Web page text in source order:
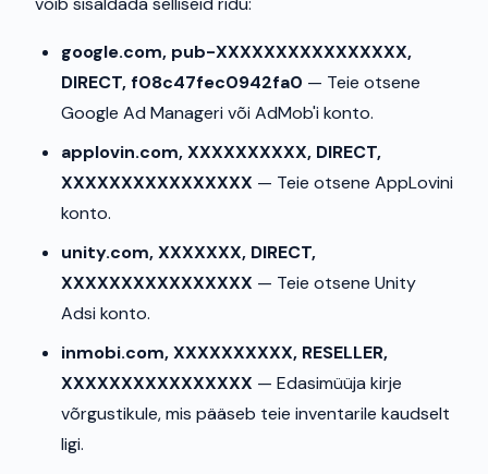
google.com, pub-XXXXXXXXXXXXXXXX,
DIRECT, f08c47fec0942fa0 — Teie otsene
Google Ad Manageri või AdMob'i konto.
applovin.com, XXXXXXXXXX, DIRECT,
XXXXXXXXXXXXXXXX — Teie otsene AppLovini
konto.
unity.com, XXXXXXX, DIRECT,
XXXXXXXXXXXXXXXX — Teie otsene Unity
Adsi konto.
inmobi.com, XXXXXXXXXX, RESELLER,
XXXXXXXXXXXXXXXX — Edasimüüja kirje
võrgustikule, mis pääseb teie inventarile kaudselt
ligi.